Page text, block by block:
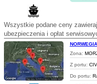
Wszystkie podane ceny
ubezpieczenia i opłat
Zona:
Z portu:
Do portu: